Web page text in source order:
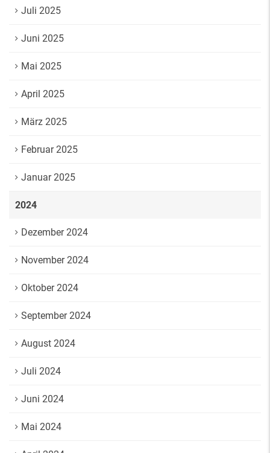
Juli 2025
Juni 2025
Mai 2025
April 2025
März 2025
Februar 2025
Januar 2025
2024
Dezember 2024
November 2024
Oktober 2024
September 2024
August 2024
Juli 2024
Juni 2024
Mai 2024